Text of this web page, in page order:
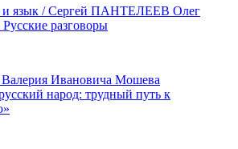
и язык / Сергей ПАНТЕЛЕЕВ Олег
разговоры
Ивановича Мошева
народ: трудный путь к